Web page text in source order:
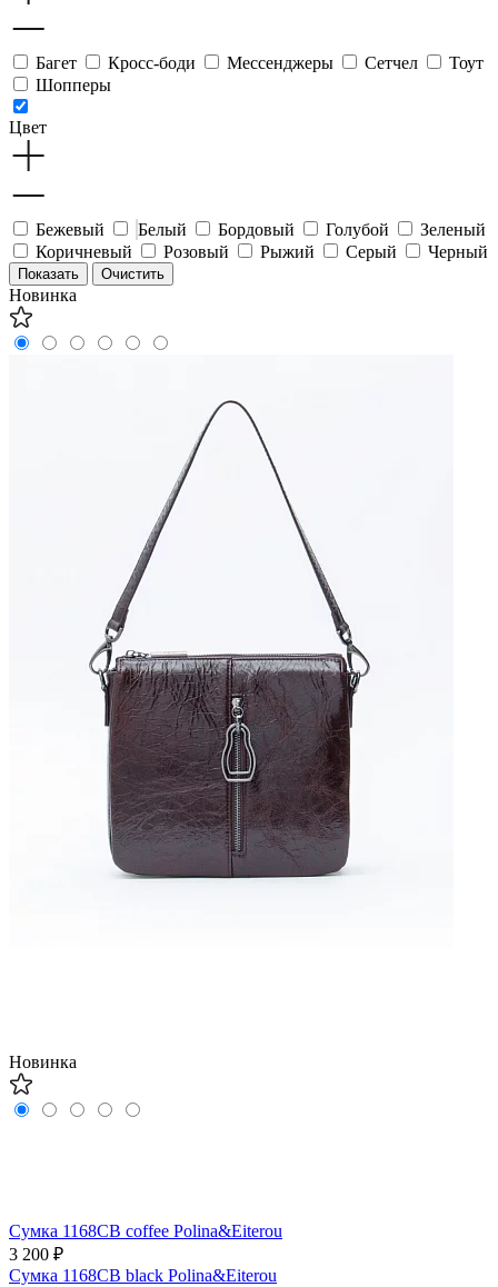
Багет Кросс-боди Мессенджеры Сетчел
Тоут
Шопперы
Цвет
Бежевый Белый Бордовый Голубой
Зеленый
Коричневый
Розовый Рыжий Серый Черный
Новинка
Новинка
Сумка 1168CB coffee Polina&Eiterou
3 200 ₽
Сумка 1168CB black Polina&Eiterou